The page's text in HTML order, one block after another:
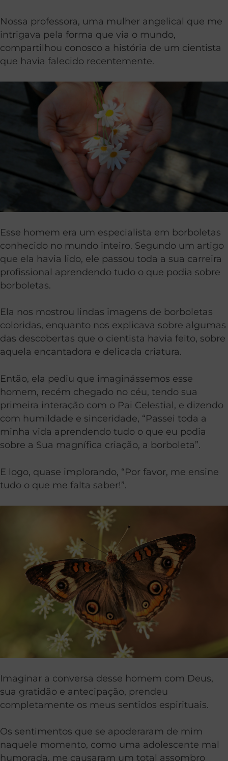
Nossa professora, uma mulher angelical que me
intrigava pela forma que via o mundo,
compartilhou conosco a história de um cientista
que havia falecido recentemente.
Esse homem era um especialista em borboletas
conhecido no mundo inteiro. Segundo um artigo
que ela havia lido, ele passou toda a sua carreira
profissional aprendendo tudo o que podia sobre
borboletas.
Ela nos mostrou lindas imagens de borboletas
coloridas, enquanto nos explicava sobre algumas
das descobertas que o cientista havia feito, sobre
aquela encantadora e delicada criatura.
Então, ela pediu que imaginássemos esse
homem, recém chegado no céu, tendo sua
primeira interação com o Pai Celestial, e dizendo
com humildade e sinceridade, “Passei toda a
minha vida aprendendo tudo o que eu podia
sobre a Sua magnífica criação, a borboleta”.
E logo, quase implorando, “Por favor, me ensine
tudo o que me falta saber!”.
Imaginar a conversa desse homem com Deus,
sua gratidão e antecipação, prendeu
completamente os meus sentidos espirituais.
Os sentimentos que se apoderaram de mim
naquele momento, como uma adolescente mal
humorada, me causaram um total assombro